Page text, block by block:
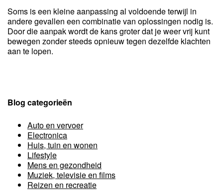
Soms is een kleine aanpassing al voldoende terwijl in
andere gevallen een combinatie van oplossingen nodig is.
Door die aanpak wordt de kans groter dat je weer vrij kunt
bewegen zonder steeds opnieuw tegen dezelfde klachten
aan te lopen.
Blog categorieën
Auto en vervoer
Electronica
Huis, tuin en wonen
Lifestyle
Mens en gezondheid
Muziek, televisie en films
Reizen en recreatie